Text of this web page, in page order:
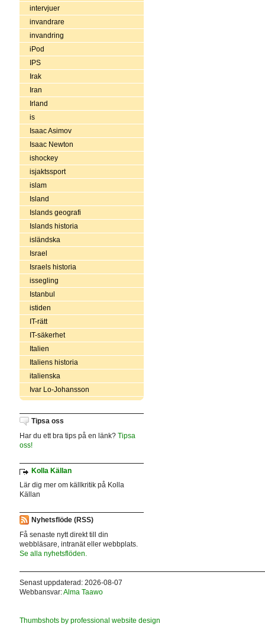
intervjuer
invandrare
invandring
iPod
IPS
Irak
Iran
Irland
is
Isaac Asimov
Isaac Newton
ishockey
isjaktssport
islam
Island
Islands geografi
Islands historia
isländska
Israel
Israels historia
issegling
Istanbul
istiden
IT-rätt
IT-säkerhet
Italien
Italiens historia
italienska
Ivar Lo-Johansson
Tipsa oss
Har du ett bra tips på en länk? Tipsa
oss!
Kolla Källan
Lär dig mer om källkritik på Kolla
Källan
Nyhetsflöde (RSS)
Få senaste nytt direkt till din
webbläsare, intranät eller webbplats.
Se alla nyhetsflöden.
Senast uppdaterad: 2026-08-07
Webbansvar:Alma Taawo
Thumbshots by professional website design